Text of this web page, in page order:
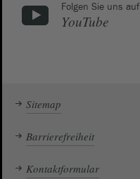
Folgen Sie uns auf
YouTube
Sitemap
Barrierefreiheit
Kontaktformular